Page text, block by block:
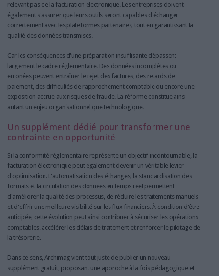
relevant pas de la facturation électronique. Les entreprises doivent
également s'assurer que leurs outils seront capables d'échanger
correctement avec les plateformes partenaires, tout en garantissant la
qualité des données transmises.
Car les conséquences d'une préparation insuffisante dépassent
largement le cadre réglementaire. Des données incomplètes ou
erronées peuvent entraîner le rejet des factures, des retards de
paiement, des difficultés de rapprochement comptable ou encore une
exposition accrue aux risques de fraude. La réforme constitue ainsi
autant un enjeu organisationnel que technologique.
Un supplément dédié pour transformer une
contrainte en opportunité
Si la conformité réglementaire représente un objectif incontournable, la
facturation électronique peut également devenir un véritable levier
d'optimisation. L'automatisation des échanges, la standardisation des
formats et la circulation des données en temps réel permettent
d'améliorer la qualité des processus, de réduire les traitements manuels
et d'offrir une meilleure visibilité sur les flux financiers. À condition d'être
anticipée, cette évolution peut ainsi contribuer à sécuriser les opérations
comptables, accélérer les délais de traitement et renforcer le pilotage de
la trésorerie.
Dans ce sens, Archimag vient tout juste de publier un nouveau
supplément gratuit, proposant une approche à la fois pédagogique et